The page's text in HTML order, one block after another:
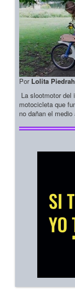
Por Lolita
La slootmotor del
motocicleta que
no dañan el